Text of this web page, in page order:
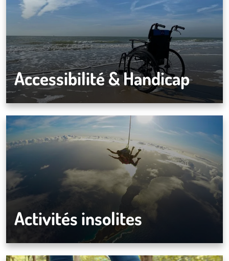
Accessibilité & Handicap
Activités insolites